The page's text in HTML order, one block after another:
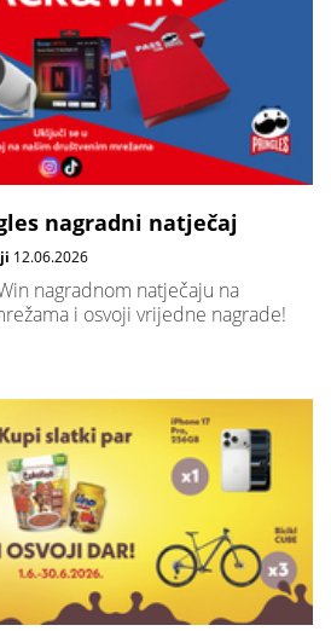
nagradni natječaj
12.06.2026
nagradnom natječaju na
i osvoji vrijedne nagrade!